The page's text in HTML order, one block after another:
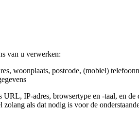
van u verwerken:
woonplaats, postcode, (mobiel)
URL, IP-adres, browsertype en -taal, en
als dat nodig is voor de